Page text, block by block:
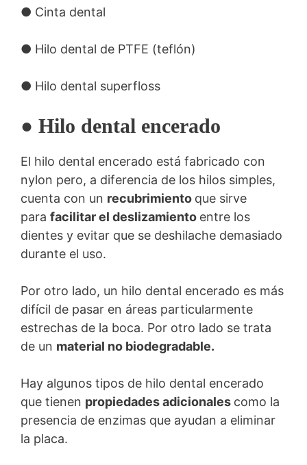
● Cinta dental
● Hilo dental de PTFE (teflón)
● Hilo dental superfloss
● Hilo dental encerado
El hilo dental encerado está fabricado con
nylon pero, a diferencia de los hilos simples,
cuenta con un recubrimiento que sirve
para facilitar el deslizamiento entre los
dientes y evitar que se deshilache demasiado
durante el uso.
Por otro lado, un hilo dental encerado es más
difícil de pasar en áreas particularmente
estrechas de la boca. Por otro lado se trata
de un material no biodegradable.
Hay algunos tipos de hilo dental encerado
que tienen propiedades adicionales como la
presencia de enzimas que ayudan a eliminar
la placa.